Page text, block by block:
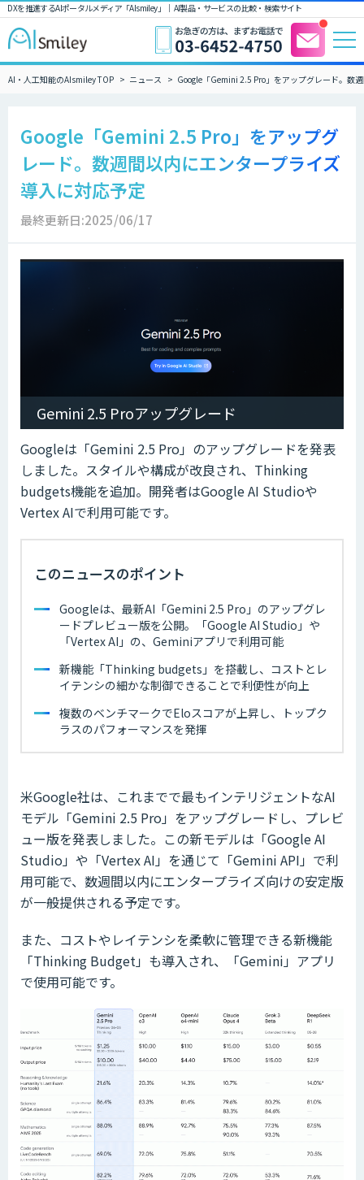
DXを推進するAIポータルメディア「AIsmiley」｜ AI製品・サービスの比較・検索サイト
AI・人工知能のAIsmiley TOP ニュース Google「Gemini 2.5 Pro」をアップグレード。数
Google「Gemini 2.5 Pro」をアップグ
レード。数週間以内にエンタープライズ
導入に対応予定
最終更新日:2025/06/17
Gemini 2.5 Proアップグレード
Googleは「Gemini 2.5 Pro」のアップグレードを発表
しました。スタイルや構成が改良され、Thinking
budgets機能を追加。開発者はGoogle AI Studioや
Vertex AIで利用可能です。
このニュースのポイント
Googleは、最新AI「Gemini 2.5 Pro」のアップグレ
ードプレビュー版を公開。「Google AI Studio」や
「Vertex AI」の、Geminiアプリで利用可能
新機能「Thinking budgets」を搭載し、コストとレ
イテンシの細かな制御できることで利便性が向上
複数のベンチマークでEloスコアが上昇し、トップク
ラスのパフォーマンスを発揮
米Google社は、これまでで最もインテリジェントなAI
モデル「Gemini 2.5 Pro」をアップグレードし、プレビ
ュー版を発表しました。この新モデルは「Google AI
Studio」や「Vertex AI」を通じて「Gemini API」で利
用可能で、数週間以内にエンタープライズ向けの安定版
が一般提供される予定です。
また、コストやレイテンシを柔軟に管理できる新機能
「Thinking Budget」も導入され、「Gemini」アプリ
で使用可能です。